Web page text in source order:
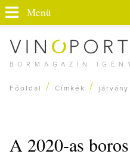
BORMAGAZIN
Menü
Főoldal / Címkék / járvány
A 2020-as